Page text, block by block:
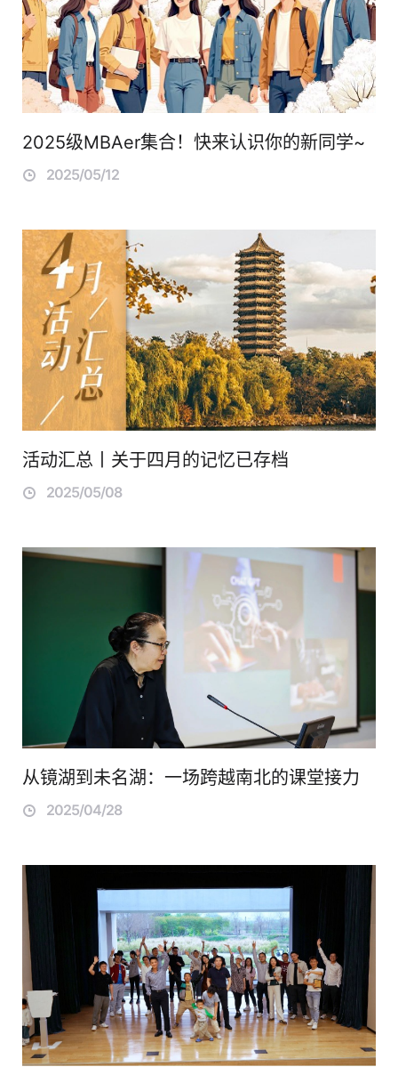
2025级MBAer集合！快来认识你的新同学~
2025/05/12
活动汇总丨关于四月的记忆已存档
2025/05/08
从镜湖到未名湖：一场跨越南北的课堂接力
2025/04/28